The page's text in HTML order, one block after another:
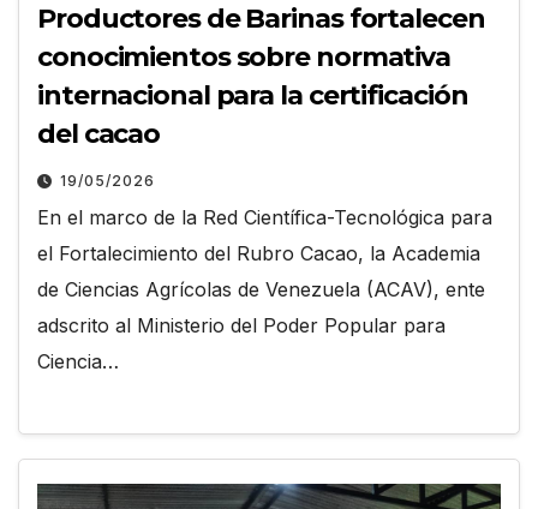
Productores de Barinas fortalecen
conocimientos sobre normativa
internacional para la certificación
del cacao
19/05/2026
En el marco de la Red Científica-Tecnológica para
el Fortalecimiento del Rubro Cacao, la Academia
de Ciencias Agrícolas de Venezuela (ACAV), ente
adscrito al Ministerio del Poder Popular para
Ciencia…